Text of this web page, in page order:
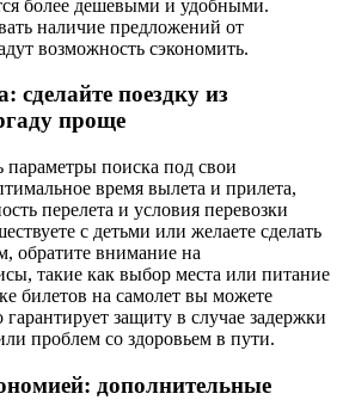
более дешевыми и удобными.
наличие предложений от
возможность сэкономить.
сделайте поездку из
проще
параметры поиска под свои
время вылета и прилета,
перелета и условия перевозки
с детьми или желаете сделать
обратите внимание на
такие как выбор места или питание
билетов на самолет вы можете
гарантирует защиту в случае задержки
проблем со здоровьем в пути.
дополнительные